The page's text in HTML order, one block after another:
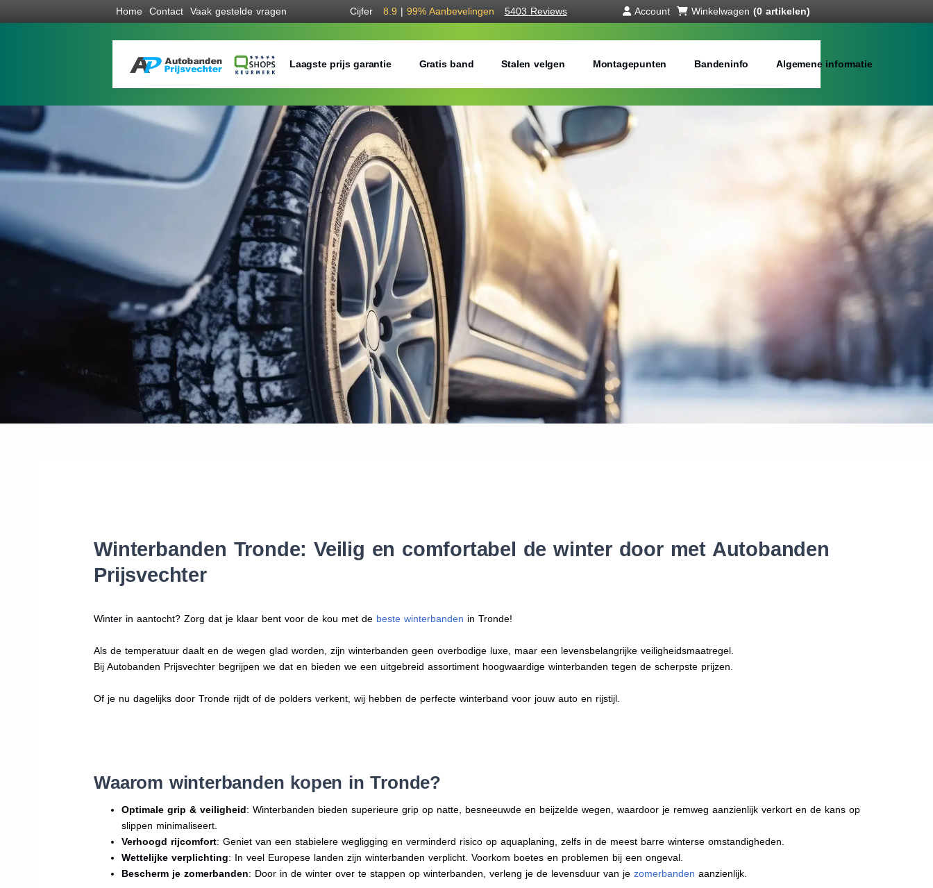
Home Contact Vaak gestelde vragen Cijfer 8.9 | 99% Aanbevelingen 5403 Reviews Account Winkelwagen (0 artikelen)
Laagste prijs garantie Gratis band Stalen velgen Montagepunten Bandeninfo Algemene informatie
Bestel voordelig winterbanden
Seizoen:
Breedte: Hoogte:
Waar vind ik de maat van mijn banden
Help mij met bestellen
Winterbanden Tronde: Veilig en comfortabel de winter door met Autobanden
Prijsvechter
Winter in aantocht? Zorg dat je klaar bent voor de kou met de beste winterbanden in Tronde!
Als de temperatuur daalt en de wegen glad worden, zijn winterbanden geen overbodige luxe, maar een levensbelangrijke veiligheidsmaatregel.
Bij Autobanden Prijsvechter begrijpen we dat en bieden we een uitgebreid assortiment hoogwaardige winterbanden tegen de scherpste prijzen.
Of je nu dagelijks door Tronde rijdt of de polders verkent, wij hebben de perfecte winterband voor jouw auto en rijstijl.
Waarom winterbanden kopen in Tronde?
Optimale grip & veiligheid: Winterbanden bieden superieure grip op natte, besneeuwde en beijzelde wegen, waardoor je remweg aanzienlijk verkort en de kans op
slippen minimaliseert.
Verhoogd rijcomfort: Geniet van een stabielere wegligging en verminderd risico op aquaplaning, zelfs in de meest barre winterse omstandigheden.
Wettelijke verplichting: In veel Europese landen zijn winterbanden verplicht. Voorkom boetes en problemen bij een ongeval.
Bescherm je zomerbanden: Door in de winter over te stappen op winterbanden, verleng je de levensduur van jezomerbanden aanzienlijk.